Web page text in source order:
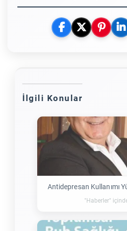
İlgili Konular
Antidepresan Kullanımı
"Haberler"